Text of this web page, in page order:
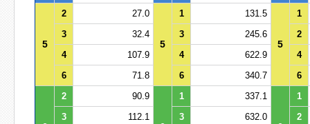
5
2 27.0
5
1 131.5
5
1
3
32.4 3 245.6
2
4
107.9 4 622.9
4
6
71.8 6 340.7 6
2 90.9 1 337.1
1
3
112.1 3 632.0
2